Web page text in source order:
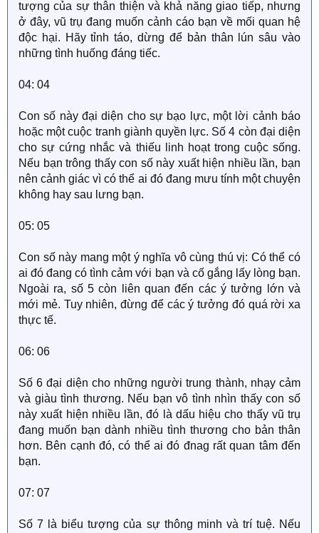
tượng của sự thân thiện và khả năng giao tiếp, nhưng
ở đây, vũ trụ đang muốn cảnh cáo bạn về mối quan hệ
độc hại. Hãy tỉnh táo, dừng để bản thân lún sâu vào
những tình huống đáng tiếc.
04: 04
Con số này đại diện cho sự bạo lực, một lời cảnh báo
hoặc một cuộc tranh giành quyền lực. Số 4 còn đại diện
cho sự cứng nhắc và thiếu linh hoạt trong cuộc sống.
Nếu bạn trông thấy con số này xuất hiện nhiều lần, bạn
nên cảnh giác vì có thể ai đó đang mưu tính một chuyện
không hay sau lưng bạn.
05: 05
Con số này mang một ý nghĩa vô cùng thú vị: Có thể có
ai đó đang có tình cảm với bạn và cố gắng lấy lòng bạn.
Ngoài ra, số 5 còn liên quan đến các ý tưởng lớn và
mới mẻ. Tuy nhiên, đừng để các ý tưởng đó quá rời xa
thực tế.
06: 06
Số 6 đại diện cho những người trung thành, nhạy cảm
và giàu tình thương. Nếu bạn vô tình nhìn thấy con số
này xuất hiện nhiều lần, đó là dấu hiệu cho thấy vũ trụ
đang muốn bạn dành nhiều tình thương cho bản thân
hơn. Bên cạnh đó, có thể ai đó đnag rất quan tâm đến
bạn.
07: 07
Số 7 là biểu tượng của sự thông minh và trí tuệ. Nếu